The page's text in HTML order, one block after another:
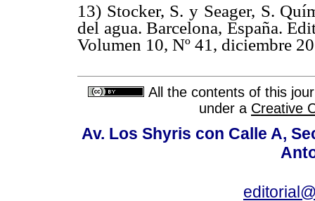
13) Stocker, S. y Seager, S.
del agua. Barcelona,
Volumen 10, Nº 41, diciembre
All the contents of this
under a Creative
Av. Los Shyris con Calle A,